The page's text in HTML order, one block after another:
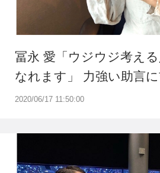
2020/06/17 11:50:00
冨永 愛「ウジウジ考え
なれます」 力強い助言